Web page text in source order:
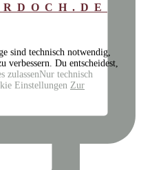
sind technisch notwendig,
verbessern. Du entscheidest,
zulassenNur technisch
Einstellungen Zur